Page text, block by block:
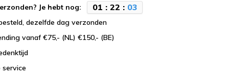
Je hebt nog: 01 : 22 : 02
dezelfde dag verzonden
vanaf €75,- (NL) €150,- (BE)
service